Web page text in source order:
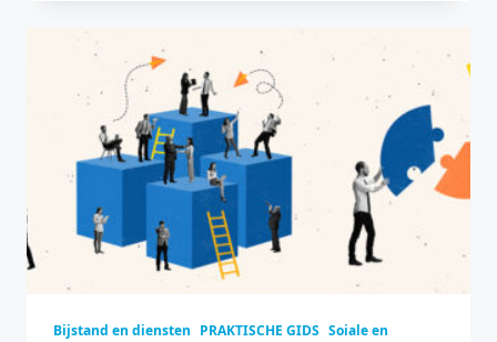
Bijstand en diensten PRAKTISCHE GIDS Soiale en